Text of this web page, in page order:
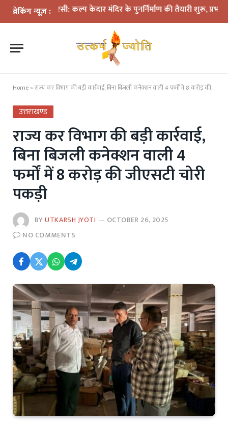
ब्रेकिंग न्यूज़ :
बरसी: कल्प केदार मंदिर के पुनर्निर्माण की तैयारी शुरू, प्रभावितों के
Home » राज्य कर विभाग की बड़ी कार्रवाई, बिना बिजली कनेक्शन वाली 4 फर्मों में 8 करोड़ की जीएसटी चोरी पकड़ी
उत्तराखण्ड
राज्य कर विभाग की बड़ी कार्रवाई,
बिना बिजली कनेक्शन वाली 4
फर्मों में 8 करोड़ की जीएसटी चोरी
पकड़ी
BYUTKARSH JYOTI
OCTOBER 26, 2025
NO COMMENTS